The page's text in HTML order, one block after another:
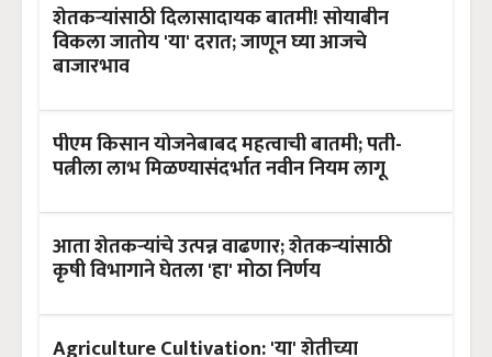
शेतकऱ्यांसाठी दिलासादायक बातमी! सोयाबीन
विकला जातोय 'या' दरात; जाणून घ्या आजचे
बाजारभाव
पीएम किसान योजनेबाबद महत्वाची बातमी; पती-
पत्नीला लाभ मिळण्यासंदर्भात नवीन नियम लागू
आता शेतकऱ्यांचे उत्पन्न वाढणार; शेतकऱ्यांसाठी
कृषी विभागाने घेतला 'हा' मोठा निर्णय
Agriculture Cultivation: 'या' शेतीच्या